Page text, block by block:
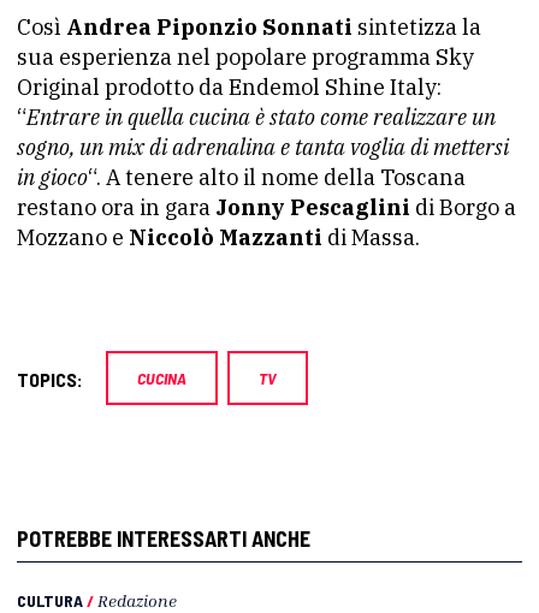
Così Andrea Piponzio Sonnati sintetizza la
sua esperienza nel popolare programma Sky
Original prodotto da Endemol Shine Italy:
“Entrare in quella cucina è stato come realizzare un
sogno, un mix di adrenalina e tanta voglia di mettersi
in gioco“. A tenere alto il nome della Toscana
restano ora in gara Jonny Pescaglini di Borgo a
Mozzano e Niccolò Mazzanti di Massa.
TOPICS: CUCINA TV
POTREBBE INTERESSARTI ANCHE
CULTURA/ Redazione